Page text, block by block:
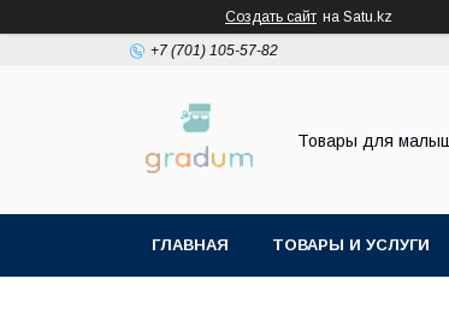
Создать сайт на Satu.kz
+7 (701) 105-57-82
Товары для
ГЛАВНАЯ ТОВАРЫ И УСЛУГИ